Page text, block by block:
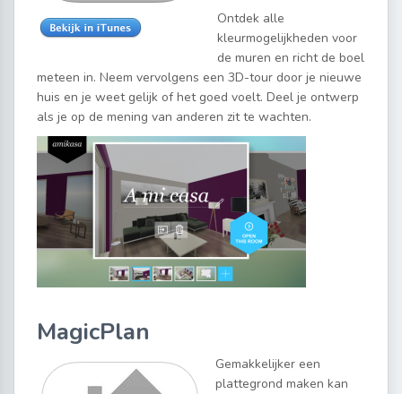
Ontdek alle
kleurmogelijkheden voor
de muren en richt de boel
meteen in. Neem vervolgens een 3D-tour door je nieuwe
huis en je weet gelijk of het goed voelt. Deel je ontwerp
als je op de mening van anderen zit te wachten.
MagicPlan
Gemakkelijker een
plattegrond maken kan